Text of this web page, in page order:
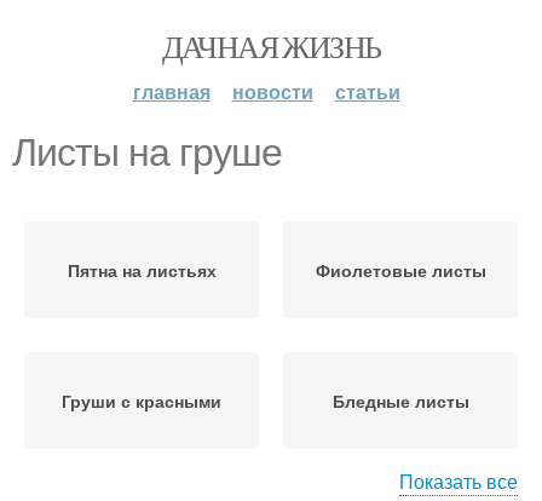
ДАЧНАЯ ЖИЗНЬ
главная новости статьи
Листы на груше
Пятна на листьях Фиолетовые листы
Груши с красными Бледные листы
Показать все